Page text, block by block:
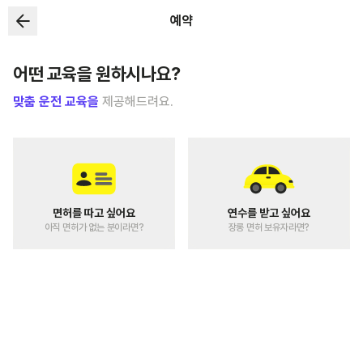
예약
어떤 교육을 원하시나요?
맞춤 운전 교육을 제공해드려요.
면허를 따고 싶어요
아직 면허가 없는 분이라면?
연수를 받고 싶어요
장롱 면허 보유자라면?